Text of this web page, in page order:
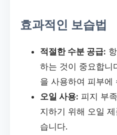
효과적인 보습법
적절한 수분 공급:
하는 것이 중요합니
을 사용하여 피부에
오일 사용: 피지 부
지하기 위해 오일
습니다.